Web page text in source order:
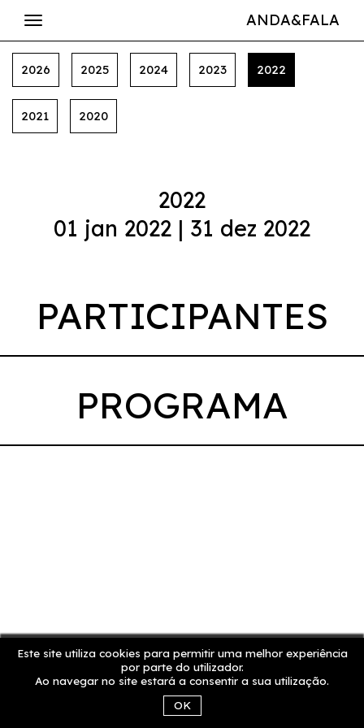
Este site utiliza cookies para permitir uma melhor experiência
por parte do utilizador.
Ao navegar no site estará a consentir a sua utilização.
OK
ANDA&FALA
2026 2025 2024 2023 2022
2021 2020
2022
01 jan 2022 | 31 dez 2022
PARTICIPANTES
PROGRAMA